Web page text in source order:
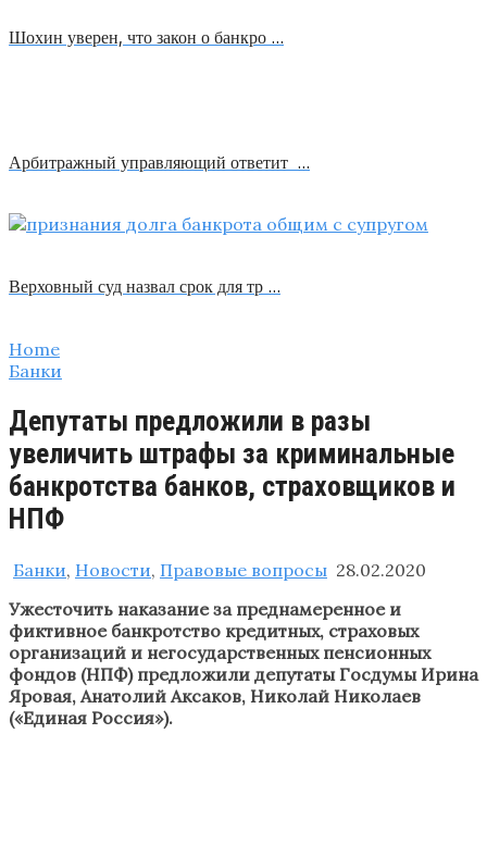
Шохин уверен, что закон о банкро …
Арбитражный управляющий ответит …
Верховный суд назвал срок для тр …
Home
Банки
Депутаты предложили в разы
увеличить штрафы за криминальные
банкротства банков, страховщиков и
НПФ
Банки, Новости, Правовые вопросы 28.02.2020
Ужесточить наказание за преднамеренное и
фиктивное банкротство кредитных, страховых
организаций и негосударственных пенсионных
фондов (НПФ) предложили депутаты Госдумы Ирина
Яровая, Анатолий Аксаков, Николай Николаев
(«Единая Россия»).